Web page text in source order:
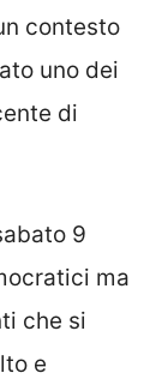
contesto
uno dei
di
9
ma
che si
e